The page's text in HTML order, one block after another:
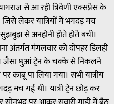
से आ रही त्रिवेणी एक्सप्रेस के
लेकर यात्रियों में भगदड़ मच
सुझबुझ से अनहोनी होते होते बची।
अंतर्गत मंगलवार को दोपहर डिलही
जैसा धुआं ट्रेन के चक्के से निकलने
काबू पा लिया गया। सभी यात्रीय
मच गई थी। यात्री ट्रेन छोड़ कर